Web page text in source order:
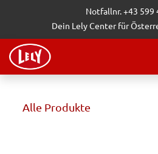
Zum Inhalt springenNotfallnr. +43 599
Dein Lely Center für
Alle Produkte